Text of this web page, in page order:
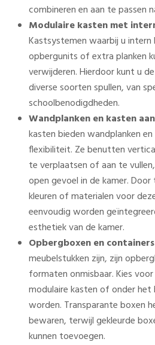
combineren en aan te passen
Modulaire kasten met
Kastsystemen waarbij u intern
opbergunits of extra planken
verwijderen. Hierdoor kunt u
diverse soorten spullen, van
schoolbenodigdheden.
Wandplanken en kasten
kasten bieden wandplanken
flexibiliteit. Ze benutten
te verplaatsen of aan te
open gevoel in de kamer.
kleuren of materialen voor
eenvoudig worden
esthetiek van de kamer.
Opbergboxen en
meubelstukken zijn, zijn
formaten onmisbaar. Kies
modulaire kasten of onder het
worden. Transparante boxen
bewaren, terwijl gekleurde
kunnen toevoegen.